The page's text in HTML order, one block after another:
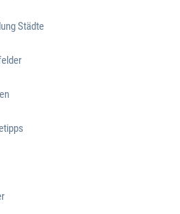
Städte